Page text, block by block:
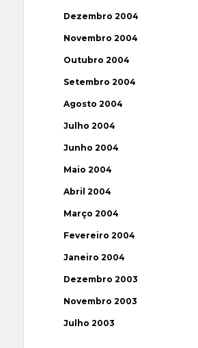
Dezembro 2004
Novembro 2004
Outubro 2004
Setembro 2004
Agosto 2004
Julho 2004
Junho 2004
Maio 2004
Abril 2004
Março 2004
Fevereiro 2004
Janeiro 2004
Dezembro 2003
Novembro 2003
Julho 2003